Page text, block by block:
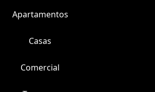
Apartamentos
Casas
Comercial